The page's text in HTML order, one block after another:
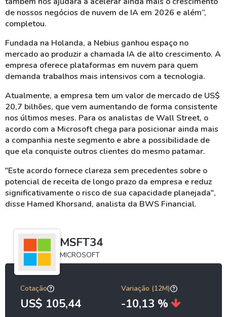
de nossos negócios de nuvem de IA em 2026 e além”,
completou.
Fundada na Holanda, a Nebius ganhou espaço no
mercado ao produzir a chamada IA de alto crescimento. A
empresa oferece plataformas em nuvem para quem
demanda trabalhos mais intensivos com a tecnologia.
Atualmente, a empresa tem um valor de mercado de US$
20,7 bilhões, que vem aumentando de forma consistente
nos últimos meses. Para os analistas de Wall Street, o
acordo com a Microsoft chega para posicionar ainda mais
a companhia neste segmento e abre a possibilidade de
que ela conquiste outros clientes do mesmo patamar.
"Este acordo fornece clareza sem precedentes sobre o
potencial de receita de longo prazo da empresa e reduz
significativamente o risco de sua capacidade planejada",
disse Hamed Khorsand, analista da BWS Financial.
MSFT34
MICROSOFT
Cotação
US$ 105,44
Variação (12M)
-10,13 %